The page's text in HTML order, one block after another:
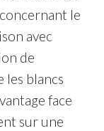
le
avec
de
blancs
face
sur une